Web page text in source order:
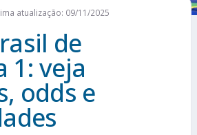
atualização: 09/11/2025
de
1: veja
odds e